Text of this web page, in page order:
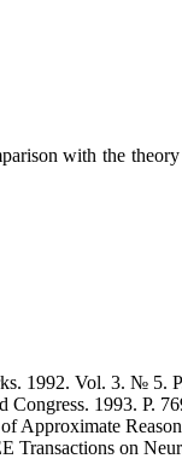
with the
1992. Vol. 3. № 5.
1993. P.
Approximate
Transactions on